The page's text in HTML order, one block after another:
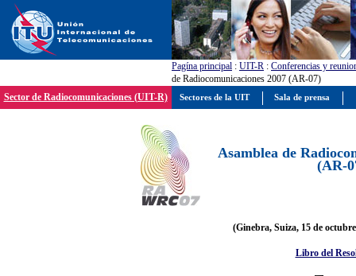
Pagína principal : UIT-R : Conferencias y
de Radiocomunicaciones 2007 (AR-07)
Sector de Radiocomunicaciones (UIT-R)
Asamblea de
(AR-
(Ginebra, Suiza, 15 de
Libro del
Sectores de la UIT Sala de prensa